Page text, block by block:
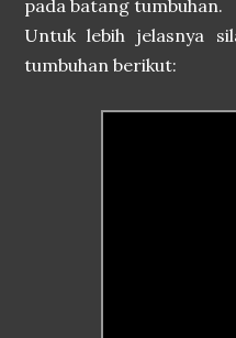
pada batang tumbuhan.
Untuk lebih jelasnya
tumbuhan berikut: